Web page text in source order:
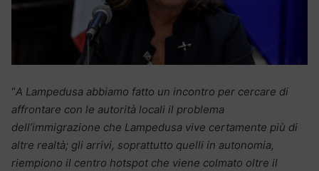
“A Lampedusa abbiamo fatto un incontro per cercare di
affrontare con le autorità locali il problema
dell’immigrazione che Lampedusa vive certamente più di
altre realtà; gli arrivi, soprattutto quelli in autonomia,
riempiono il centro hotspot che viene colmato oltre il